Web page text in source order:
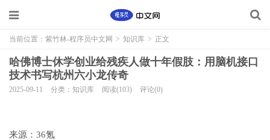
当前位置： 紫竹林-程序员中文网 > 知识库 > 正文
哈佛博士休学创业给残疾人做十年假肢：用脑机接口
技术书写杭州六小龙传奇
2025-09-11 分类：知识库 阅读(103) 评论(0)
来源：36氪